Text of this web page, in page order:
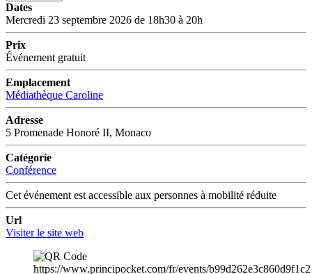
Dates
Mercredi 23 septembre 2026 de 18h30 à 20h
Prix
Événement gratuit
Emplacement
Médiathèque Caroline
Adresse
5 Promenade Honoré II, Monaco
Catégorie
Conférence
Cet événement est accessible aux personnes à mobilité réduite
Url
Visiter le site web